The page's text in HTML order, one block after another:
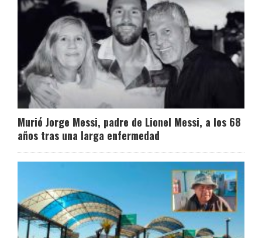
Murió Jorge Messi, padre de Lionel Messi, a los 68
años tras una larga enfermedad